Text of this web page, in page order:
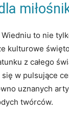
to nie
kulturowe
z całego
⁢się w pulsujące
uznanych
twórców.